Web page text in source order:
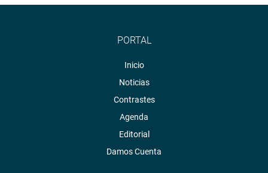
PORTAL
Inicio
Noticias
Contrastes
Agenda
Editorial
Damos Cuenta